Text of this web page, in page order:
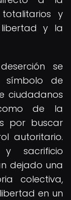
y
y la
se
símbolo de
ciudadanos
de la
por buscar
autoritario.
sacrificio
dejado una
colectiva,
en un